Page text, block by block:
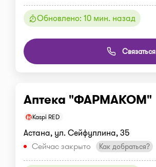
Обновлено: 10 мин. назад
Связаться
Аптека "ФАРМАКОМ"
Kaspi RED
Астана, ул. Сейфуллина, 35
Сейчас закрыто
Как добраться?